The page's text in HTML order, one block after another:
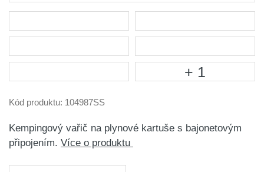
+ 1
Kód produktu: 104987SS
Kempingový vařič na plynové kartuše s bajonetovým
připojením. Více o produktu